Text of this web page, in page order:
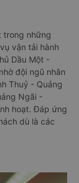
trong những
vận tải hành
Dầu Một -
đội ngũ nhân
Thuỷ - Quảng
Ngãi -
hoạt. Đáp ứng
dù là các